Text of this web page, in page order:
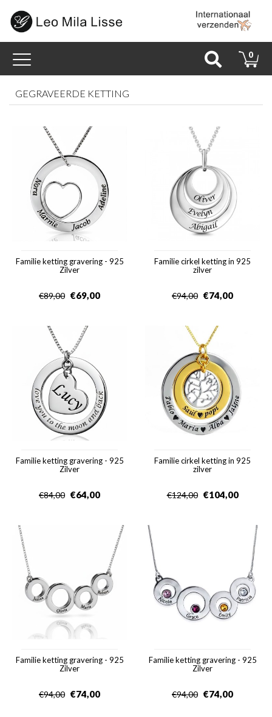
Toggle
navigation
0
GEGRAVEERDE KETTING
Familie ketting gravering - 925
Zilver
€89,00 €69,00
Familie cirkel ketting in 925
zilver
€94,00 €74,00
Familie ketting gravering - 925
Zilver
€84,00 €64,00
Familie cirkel ketting in 925
zilver
€124,00 €104,00
Familie ketting gravering - 925
Zilver
€94,00 €74,00
Familie ketting gravering - 925
Zilver
€94,00 €74,00